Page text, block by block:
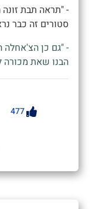
- "תראה תבת
סטורים זה כבר
- "גם כן הצ'אחלה
הבנו שאת מכורה
477